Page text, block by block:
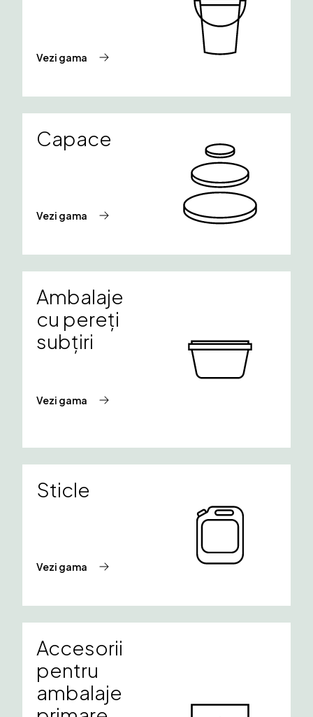
Vezi gama
Capace
Vezi gama
Ambalaje
cu pereți
subțiri
Vezi gama
Sticle
Vezi gama
Accesorii
pentru
ambalaje